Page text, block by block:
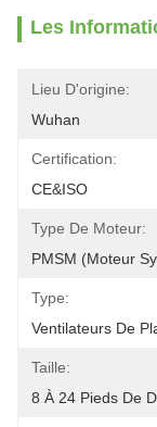
Les
Lieu D'origine:
Wuhan
Certification:
CE&ISO
Type De Moteur:
PMSM (moteur
Type:
Ventilateurs De
Taille:
8 À 24 Pieds De